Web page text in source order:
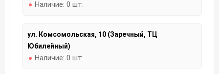
Наличие: 0 шт.
ул. Комсомольская, 10 (Заречный, ТЦ
Юбилейный)
Наличие: 0 шт.